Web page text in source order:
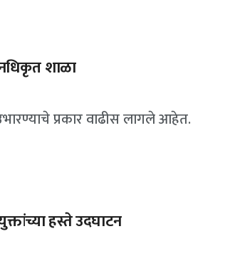
शाळा
प्रकार वाढीस लागले आहेत.
हस्ते उदघाटन